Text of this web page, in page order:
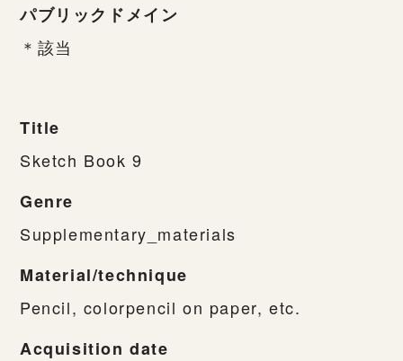
パブリックドメイン
＊該当
Title
Sketch Book 9
Genre
Supplementary_materials
Material/technique
Pencil, colorpencil on paper, etc.
Acquisition date